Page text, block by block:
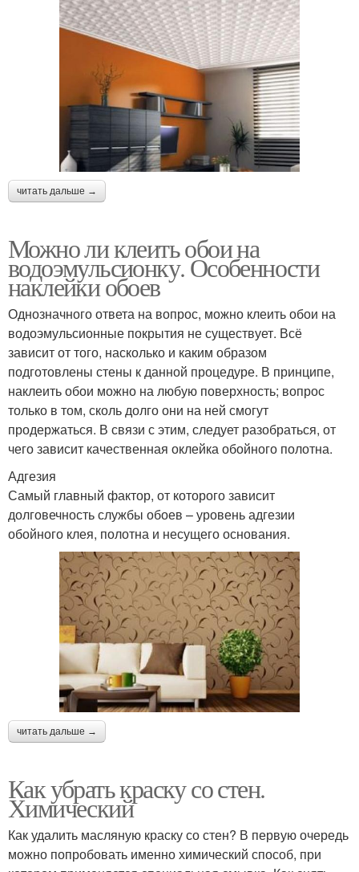
читать дальше →
Можно ли клеить обои на
водоэмульсионку. Особенности
наклейки обоев
Однозначного ответа на вопрос, можно клеить обои на
водоэмульсионные покрытия не существует. Всё
зависит от того, насколько и каким образом
подготовлены стены к данной процедуре. В принципе,
наклеить обои можно на любую поверхность; вопрос
только в том, сколь долго они на ней смогут
продержаться. В связи с этим, следует разобраться, от
чего зависит качественная оклейка обойного полотна.
Адгезия
Самый главный фактор, от которого зависит
долговечность службы обоев – уровень адгезии
обойного клея, полотна и несущего основания.
читать дальше →
Как убрать краску со стен.
Химический
Как удалить масляную краску со стен? В первую очередь
можно попробовать именно химический способ, при